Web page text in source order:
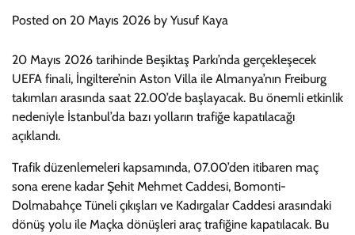
Posted on 20 Mayıs 2026 by Yusuf Kaya
20 Mayıs 2026 tarihinde Beşiktaş Parkı’nda gerçekleşecek
UEFA finali, İngiltere’nin Aston Villa ile Almanya’nın Freiburg
takımları arasında saat 22.00’de başlayacak. Bu önemli etkinlik
nedeniyle İstanbul’da bazı yolların trafiğe kapatılacağı
açıklandı.
Trafik düzenlemeleri kapsamında, 07.00’den itibaren maç
sona erene kadar Şehit Mehmet Caddesi, Bomonti-
Dolmabahçe Tüneli çıkışları ve Kadırgalar Caddesi arasındaki
dönüş yolu ile Maçka dönüşleri araç trafiğine kapatılacak. Bu